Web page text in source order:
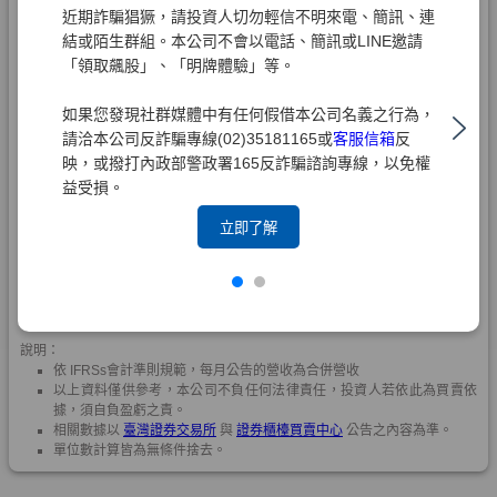
近期詐騙猖獗，請投資人切勿輕信不明來電、簡訊、連
結或陌生群組。本公司不會以電話、簡訊或LINE邀請
「領取飆股」、「明牌體驗」等。
如果您發現社群媒體中有任何假借本公司名義之行為，
請洽本公司反詐騙專線(02)35181165或客服信箱反
映，或撥打內政部警政署165反詐騙諮詢專線，以免權
益受損。
立即了解